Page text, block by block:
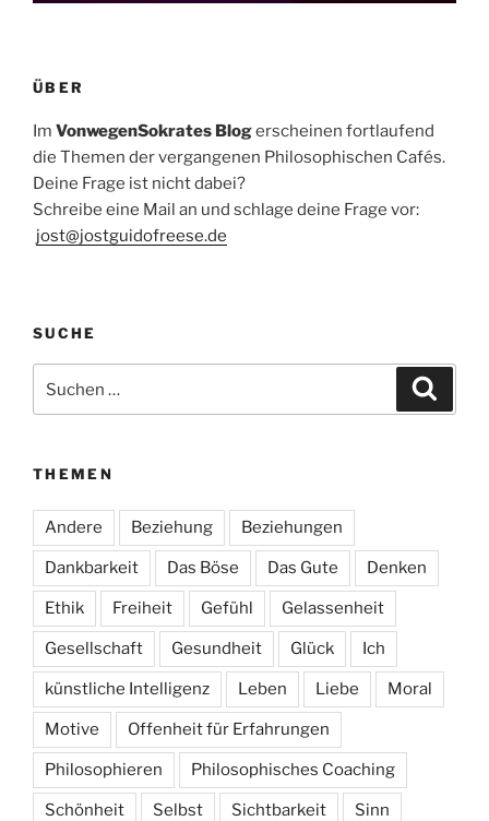
ÜBER
Im VonwegenSokrates Blogerscheinen fortlaufend
die Themen der vergangenen Philosophischen Cafés.
Deine Frage ist nicht dabei?
Schreibe eine Mail an und schlage deine Frage vor:
jost@jostguidofreese.de
SUCHE
nach:
THEMEN
Andere Beziehung Beziehungen
Dankbarkeit Das Böse Das Gute Denken
Ethik Freiheit Gefühl Gelassenheit
Gesellschaft Gesundheit Glück Ich
künstliche Intelligenz Leben Liebe Moral
Motive Offenheit für Erfahrungen
Philosophieren Philosophisches Coaching
Schönheit Selbst Sichtbarkeit Sinn